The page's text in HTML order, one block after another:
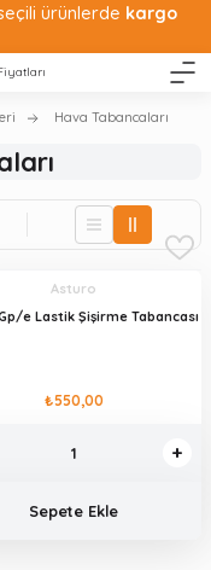
ürünlerde kargo
Hava Tabancaları
Asturo
e Lastik Şişirme Tabancası
₺550,00
Sepete Ekle